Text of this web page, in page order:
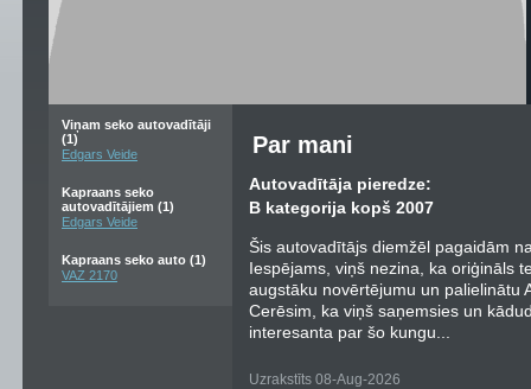
Viņam seko autovadītāji
(1)
Edgars Veide
Kapraans seko
autovadītājiem (1)
Edgars Veide
Kapraans seko auto (1)
VAZ 2170
Par mani
Autovadītāja pieredze:
B kategorija kopš 2007
Šis autovadītājs diemžēl pagaidām
Iespējams, viņš nezina, ka oriģināls
augstāku novērtējumu un palielinātu
Cerēsim, ka viņš saņemsies un
interesanta par šo kungu...
Uzrakstīts 08-Aug-2026